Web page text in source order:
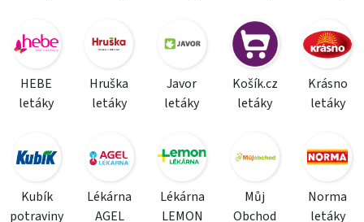
HEBE
letáky
Hruška
letáky
Javor
letáky
Košík.cz
letáky
Krásno
letáky
Kubík
potraviny
Lékárna
AGEL
Lékárna
LEMON
Můj
Obchod
Norma
letáky